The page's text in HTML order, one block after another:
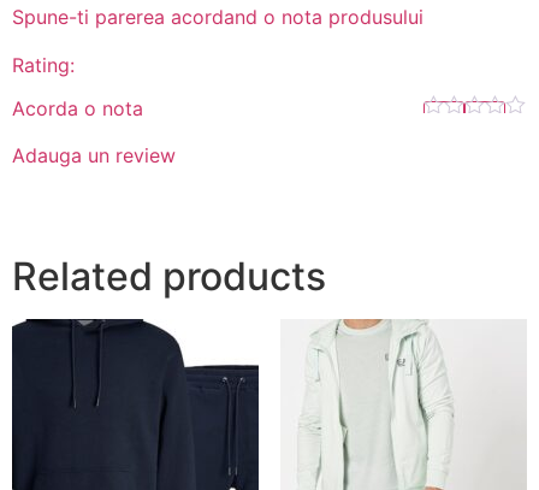
Spune-ti parerea acordand o nota produsului
Rating:
Acorda o nota
Adauga un review
Related products